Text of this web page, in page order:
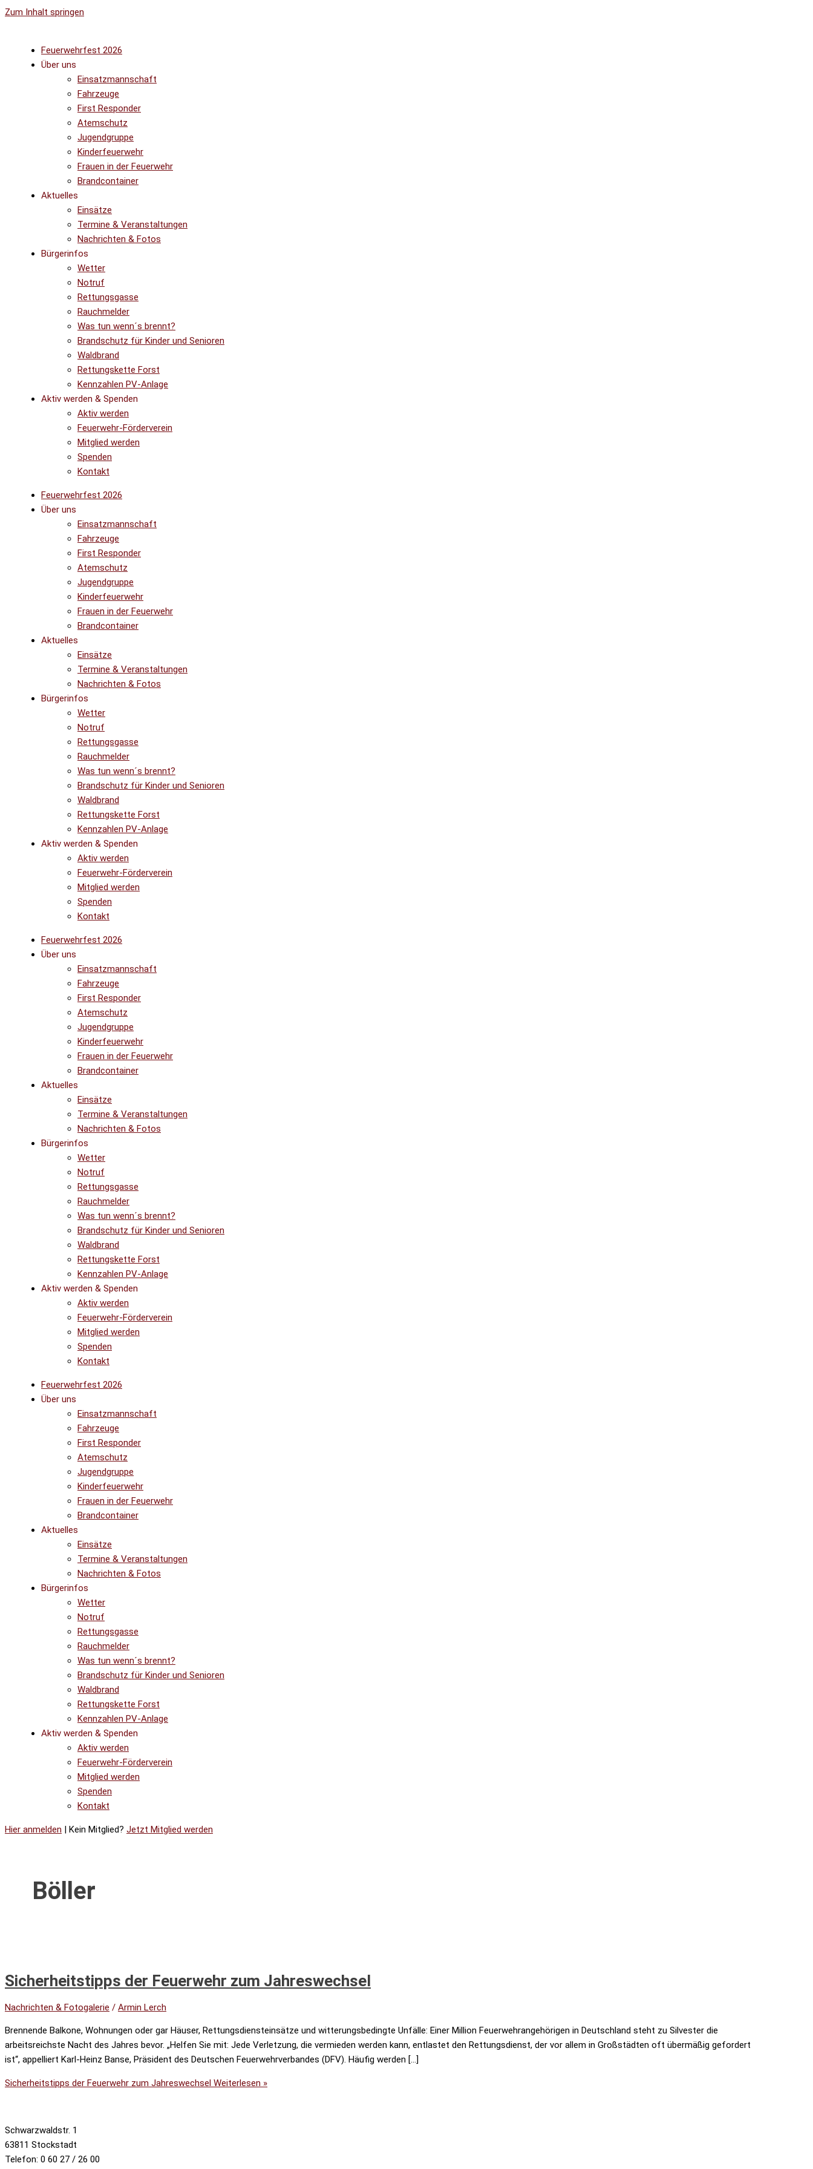
Zum Inhalt springen
Feuerwehrfest 2026
Über uns
Einsatzmannschaft
Fahrzeuge
First Responder
Atemschutz
Jugendgruppe
Kinderfeuerwehr
Frauen in der Feuerwehr
Brandcontainer
Aktuelles
Einsätze
Termine & Veranstaltungen
Nachrichten & Fotos
Bürgerinfos
Wetter
Notruf
Rettungsgasse
Rauchmelder
Was tun wenn´s brennt?
Brandschutz für Kinder und Senioren
Waldbrand
Rettungskette Forst
Kennzahlen PV-Anlage
Aktiv werden & Spenden
Aktiv werden
Feuerwehr-Förderverein
Mitglied werden
Spenden
Kontakt
Feuerwehrfest 2026
Über uns
Einsatzmannschaft
Fahrzeuge
First Responder
Atemschutz
Jugendgruppe
Kinderfeuerwehr
Frauen in der Feuerwehr
Brandcontainer
Aktuelles
Einsätze
Termine & Veranstaltungen
Nachrichten & Fotos
Bürgerinfos
Wetter
Notruf
Rettungsgasse
Rauchmelder
Was tun wenn´s brennt?
Brandschutz für Kinder und Senioren
Waldbrand
Rettungskette Forst
Kennzahlen PV-Anlage
Aktiv werden & Spenden
Aktiv werden
Feuerwehr-Förderverein
Mitglied werden
Spenden
Kontakt
Feuerwehrfest 2026
Über uns
Einsatzmannschaft
Fahrzeuge
First Responder
Atemschutz
Jugendgruppe
Kinderfeuerwehr
Frauen in der Feuerwehr
Brandcontainer
Aktuelles
Einsätze
Termine & Veranstaltungen
Nachrichten & Fotos
Bürgerinfos
Wetter
Notruf
Rettungsgasse
Rauchmelder
Was tun wenn´s brennt?
Brandschutz für Kinder und Senioren
Waldbrand
Rettungskette Forst
Kennzahlen PV-Anlage
Aktiv werden & Spenden
Aktiv werden
Feuerwehr-Förderverein
Mitglied werden
Spenden
Kontakt
Feuerwehrfest 2026
Über uns
Einsatzmannschaft
Fahrzeuge
First Responder
Atemschutz
Jugendgruppe
Kinderfeuerwehr
Frauen in der Feuerwehr
Brandcontainer
Aktuelles
Einsätze
Termine & Veranstaltungen
Nachrichten & Fotos
Bürgerinfos
Wetter
Notruf
Rettungsgasse
Rauchmelder
Was tun wenn´s brennt?
Brandschutz für Kinder und Senioren
Waldbrand
Rettungskette Forst
Kennzahlen PV-Anlage
Aktiv werden & Spenden
Aktiv werden
Feuerwehr-Förderverein
Mitglied werden
Spenden
Kontakt
Hier anmelden | Kein Mitglied? Jetzt Mitglied werden
Böller
Sicherheitstipps der Feuerwehr zum Jahreswechsel
Nachrichten & Fotogalerie / Armin Lerch
Brennende Balkone, Wohnungen oder gar Häuser, Rettungsdiensteinsätze und witterungsbedingte Unfälle: Einer Million Feuerwehrangehörigen in Deutschland steht zu Silvester die
arbeitsreichste Nacht des Jahres bevor. „Helfen Sie mit: Jede Verletzung, die vermieden werden kann, entlastet den Rettungsdienst, der vor allem in Großstädten oft übermäßig gefordert
ist“, appelliert Karl-Heinz Banse, Präsident des Deutschen Feuerwehrverbandes (DFV). Häufig werden […]
Sicherheitstipps der Feuerwehr zum Jahreswechsel Weiterlesen »
Schwarzwaldstr. 1
63811 Stockstadt
Telefon: 0 60 27 / 26 00